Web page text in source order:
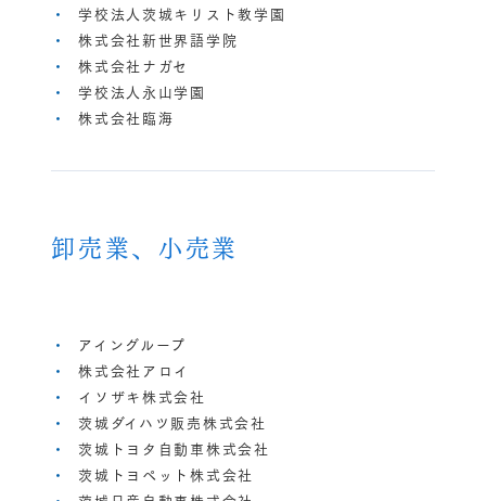
学校法人茨城キリスト教学園
株式会社新世界語学院
株式会社ナガセ
学校法人永山学園
株式会社臨海
卸売業、小売業
アイングループ
株式会社アロイ
イソザキ株式会社
茨城ダイハツ販売株式会社
茨城トヨタ自動車株式会社
茨城トヨペット株式会社